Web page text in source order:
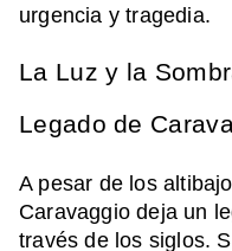
urgencia y tragedia.
La Luz y la
Legado de
A pesar de los
Caravaggio deja un
través de los siglos.